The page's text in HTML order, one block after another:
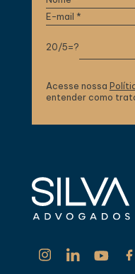
20/5=?
Acesse nossa
entender como